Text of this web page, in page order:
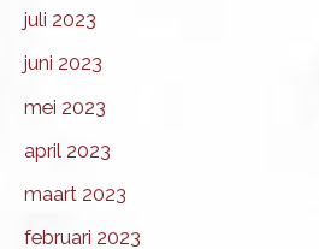
juli 2023
juni 2023
mei 2023
april 2023
maart 2023
februari 2023